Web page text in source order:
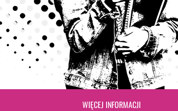
WIĘCEJ INFORMACJI